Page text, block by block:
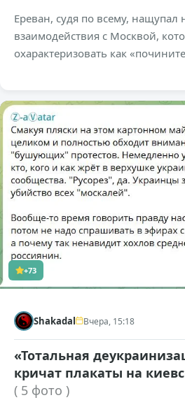
Ереван, судя по всему,
взаимодействия с Москвой,
охарактеризовать как
+73
Shakadal Вчера, 15:18
«Тотальная
кричат плакаты на
( 5 фото )